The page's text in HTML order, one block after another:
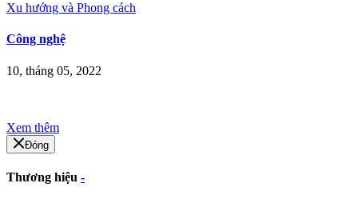
Xu hướng và Phong cách
Công nghệ
10, tháng 05, 2022
Xem thêm
Đóng
Thương hiệu -